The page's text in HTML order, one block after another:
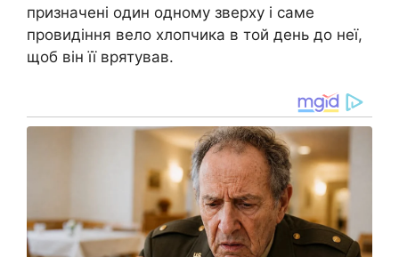
призначені один одному зверху і саме
провидіння вело хлопчика в той день до неї,
щоб він її врятував.